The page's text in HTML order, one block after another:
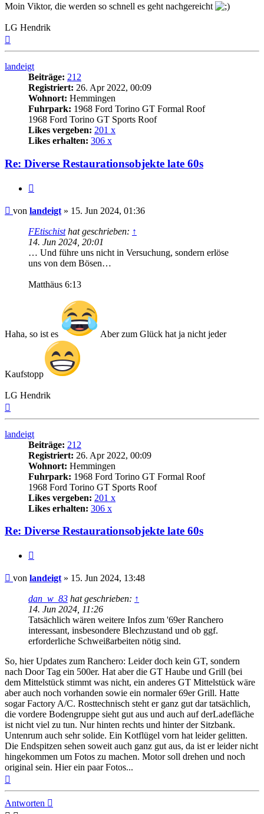
Moin Viktor, die werden so schnell es geht nachgereicht
LG Hendrik
landeigt
Beiträge: 212
Registriert: 26. Apr 2022, 00:09
Wohnort: Hemmingen
Fuhrpark: 1968 Ford Torino GT Formal Roof
1968 Ford Torino GT Sports Roof
Likes vergeben: 201 x
Likes erhalten: 306 x
Re: Diverse Restaurationsobjekte late 60s
Beitrag
von landeigt » 15. Jun 2024, 01:36
FEtischisthat geschrieben: ↑
14. Jun 2024, 20:01
… Und führe uns nicht in Versuchung, sondern erlöse
uns von dem Bösen…
Matthäus 6:13
Haha, so ist es Aber zum Glück hat ja nicht jeder
Kaufstopp
LG Hendrik
landeigt
Beiträge: 212
Registriert: 26. Apr 2022, 00:09
Wohnort: Hemmingen
Fuhrpark: 1968 Ford Torino GT Formal Roof
1968 Ford Torino GT Sports Roof
Likes vergeben: 201 x
Likes erhalten: 306 x
Re: Diverse Restaurationsobjekte late 60s
Beitrag
von landeigt » 15. Jun 2024, 13:48
dan_w_83 hat geschrieben: ↑
14. Jun 2024, 11:26
Tatsächlich wären weitere Infos zum '69er Ranchero
interessant, insbesondere Blechzustand und ob ggf.
erforderliche Schweißarbeiten nötig sind.
So, hier Updates zum Ranchero: Leider doch kein GT, sondern
nach Door Tag ein 500er. Hat aber die GT Haube und Grill (bei
dem Mittelstück stimmt was nicht, ein anderes GT Mittelstück wäre
aber auch noch vorhanden sowie ein normaler 69er Grill. Hatte
sogar Factory A/C. Rosttechnisch steht er ganz gut dar tatsächlich,
die vordere Bodengruppe sieht gut aus und auch auf derLadefläche
ist nicht viel zu tun. Nur hinten rechts und hinter der Sitzbank.
Untenrum auch sehr solide. Ein Kotflügel vorn hat leider gelitten.
Die Endspitzen sehen soweit auch ganz gut aus, da ist er leider nicht
hingekommen um Fotos zu machen. Motor soll drehen und noch
original sein. Hier ein paar Fotos...
Antworten